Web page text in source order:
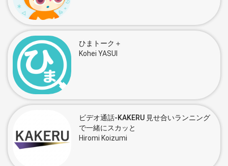
ひまトーク＋
Kohei YASUI
ビデオ通話-KAKERU 見せ合いランニング
で一緒にスカッと
Hiromi Koizumi